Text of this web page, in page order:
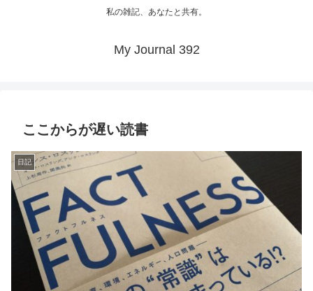
私の雑記、あなたと共有。
My Journal 392
ここからが遅い読書
日記